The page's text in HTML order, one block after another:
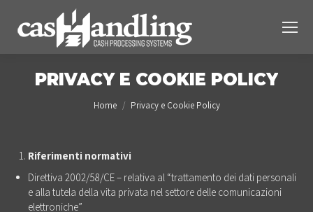
PRIVACY E COOKIE POLICY
You are here:
Home Privacy e Cookie Policy
Riferimenti normativi
Direttiva 2002/58/CE – relativa al “trattamento dei dati personali
e alla tutela della vita privata nel settore delle comunicazioni
elettroniche”